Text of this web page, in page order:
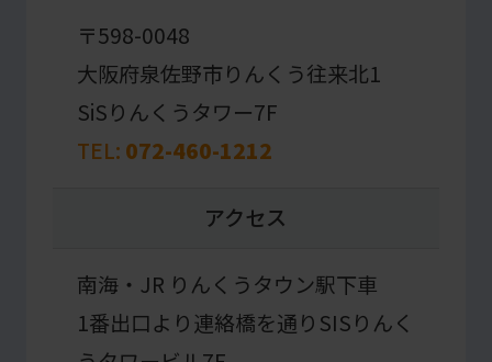
〒598-0048
大阪府泉佐野市りんくう往来北1
SiSりんくうタワー7F
TEL: 072-460-1212
アクセス
南海・JR りんくうタウン駅下車
1番出口より連絡橋を通りSISりんく
ask
that
you
understand
before
using